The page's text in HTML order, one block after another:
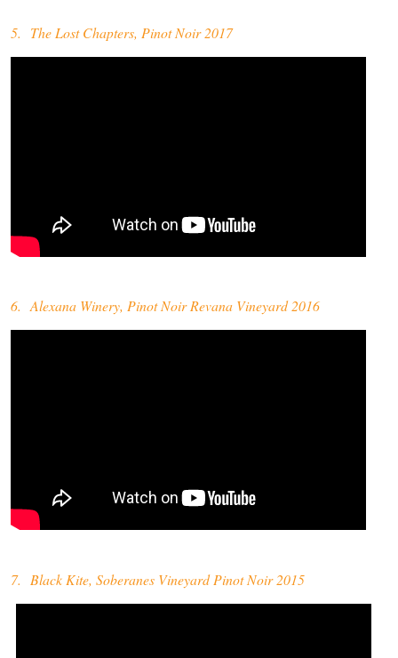
5. The Lost Chapters, Pinot Noir 2017
6. Alexana Winery, Pinot Noir Revana Vineyard 2016
7. Black Kite, Soberanes Vineyard Pinot Noir 2015